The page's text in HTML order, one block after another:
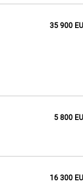
35 900
5 800
16 300